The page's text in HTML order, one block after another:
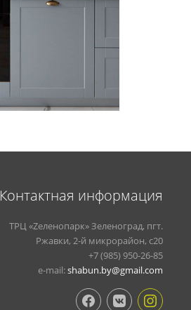
Контактная информация
ТРЦ «Zеленопарк» Зеленоград, пгт.
Ржавки, 2-й микрорайон, с20
+7 (985) 950-26-85
e-mail:shabun.by@gmail.com